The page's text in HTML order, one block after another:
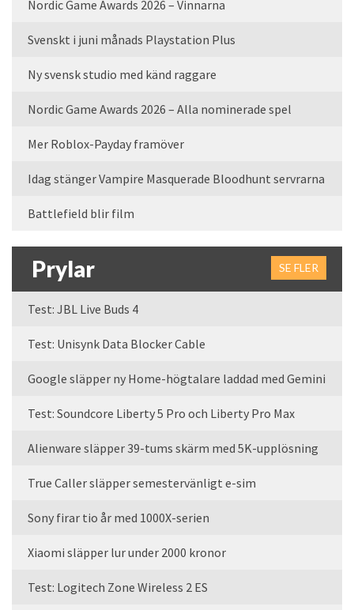
Nordic Game Awards 2026 – Vinnarna
Svenskt i juni månads Playstation Plus
Ny svensk studio med känd raggare
Nordic Game Awards 2026 – Alla nominerade spel
Mer Roblox-Payday framöver
Idag stänger Vampire Masquerade Bloodhunt servrarna
Battlefield blir film
Prylar SE FLER
Test: JBL Live Buds 4
Test: Unisynk Data Blocker Cable
Google släpper ny Home-högtalare laddad med Gemini
Test: Soundcore Liberty 5 Pro och Liberty Pro Max
Alienware släpper 39-tums skärm med 5K-upplösning
True Caller släpper semestervänligt e-sim
Sony firar tio år med 1000X-serien
Xiaomi släpper lur under 2000 kronor
Test: Logitech Zone Wireless 2 ES